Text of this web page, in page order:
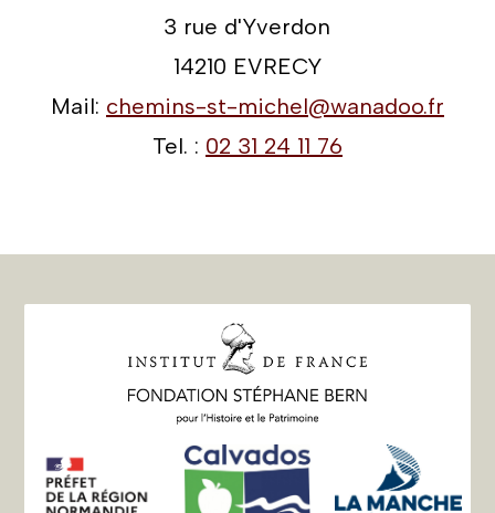
3 rue d'Yverdon
14210 EVRECY
Mail: chemins-st-michel@wanadoo.fr
Tel. : 02 31 24 11 76